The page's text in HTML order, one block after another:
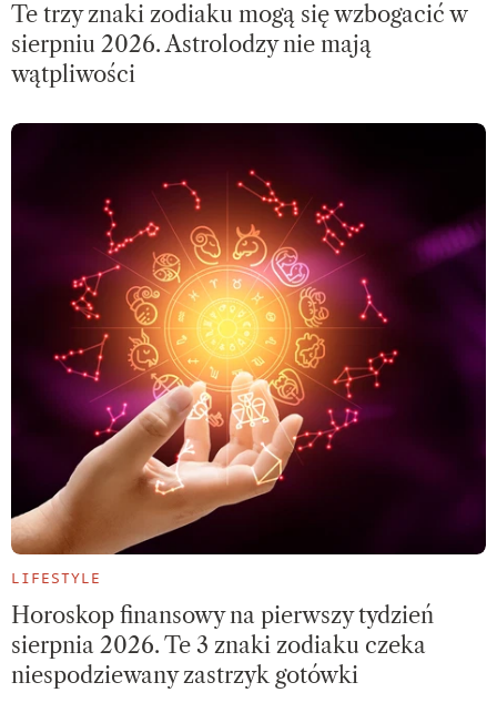
Te trzy znaki zodiaku mogą się wzbogacić w
sierpniu 2026. Astrolodzy nie mają
wątpliwości
LIFESTYLE
Horoskop finansowy na pierwszy tydzień
sierpnia 2026. Te 3 znaki zodiaku czeka
niespodziewany zastrzyk gotówki